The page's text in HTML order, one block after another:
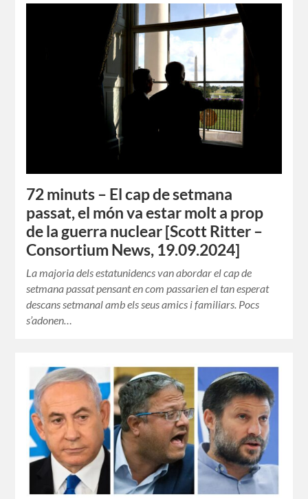
72 minuts – El cap de setmana
passat, el món va estar molt a prop
de la guerra nuclear [Scott Ritter –
Consortium News, 19.09.2024]
La majoria dels estatunidencs van abordar el cap de
setmana passat pensant en com passarien el tan esperat
descans setmanal amb els seus amics i familiars. Pocs
s’adonen…